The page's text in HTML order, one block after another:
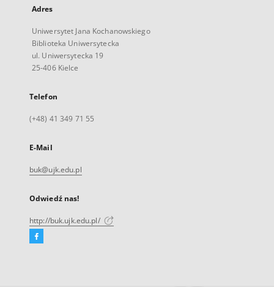
Adres
Uniwersytet Jana Kochanowskiego
Biblioteka Uniwersytecka
ul. Uniwersytecka 19
25-406 Kielce
Telefon
(+48) 41 349 71 55
E-Mail
buk@ujk.edu.pl
Odwiedź nas!
http://buk.ujk.edu.pl/
Facebook